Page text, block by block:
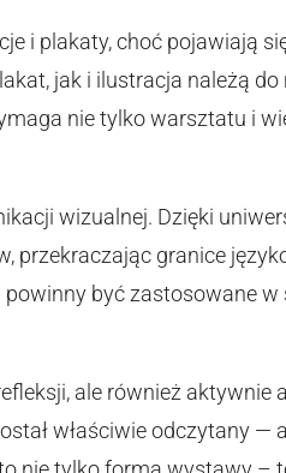
i plakaty, choć pojawiają
jak i ilustracja należą
nie tylko warsztatu i
wizualnej. Dzięki
przekraczając granice
być zastosowane
ale również aktywnie
właściwie odczytany —